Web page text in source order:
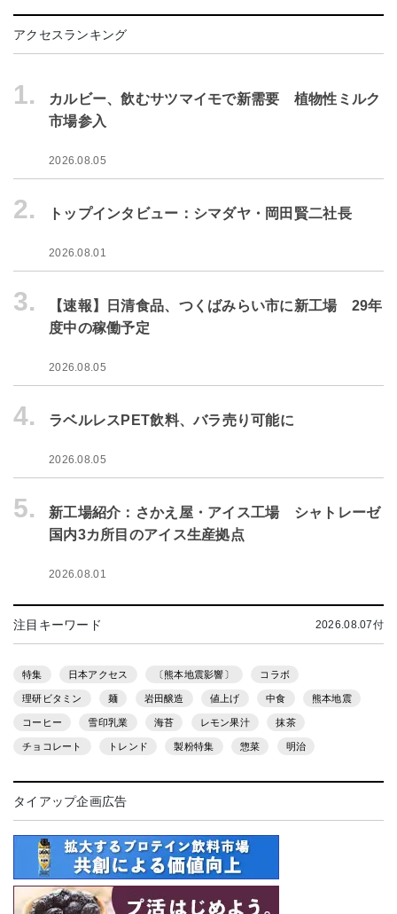
アクセスランキング
1.
カルビー、飲むサツマイモで新需要 植物性ミルク
市場参入
2026.08.05
2. トップインタビュー：シマダヤ・岡田賢二社長
2026.08.01
3.
【速報】日清食品、つくばみらい市に新工場 29年
度中の稼働予定
2026.08.05
4. ラベルレスPET飲料、バラ売り可能に
2026.08.05
5.
新工場紹介：さかえ屋・アイス工場 シャトレーゼ
国内3カ所目のアイス生産拠点
2026.08.01
注目キーワード 2026.08.07付
特集 日本アクセス 〔熊本地震影響〕 コラボ
理研ビタミン 麺 岩田醸造 値上げ 中食 熊本地震
コーヒー 雪印乳業 海苔 レモン果汁 抹茶
チョコレート トレンド 製粉特集 惣菜 明治
タイアップ企画広告